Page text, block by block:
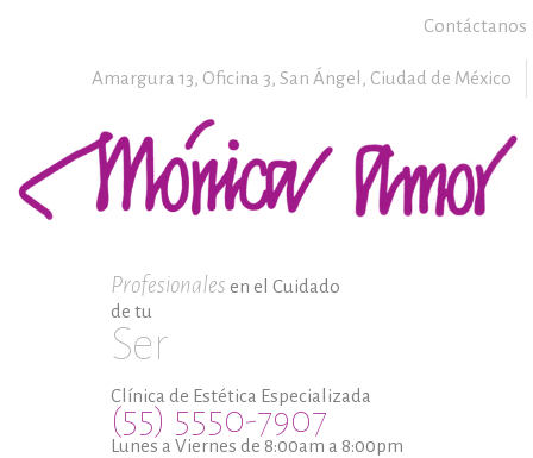
Contáctanos
Amargura 13, Oficina 3, San Ángel, Ciudad de México
Profesionales en el Cuidado
de tu
Ser
Clínica de Estética Especializada
(55) 5550-7907
Lunes a Viernes de 8:00am a 8:00pm